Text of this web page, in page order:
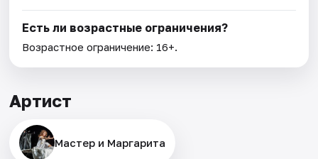
Есть ли возрастные ограничения?
Возрастное ограничение: 16+.
Артист
Мастер и Маргарита